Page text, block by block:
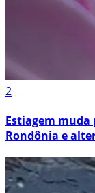
2
Estiagem
Rondônia e